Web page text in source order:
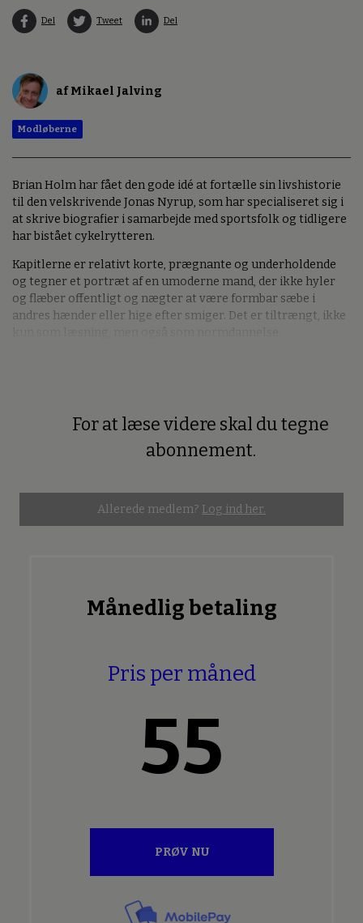
Del Tweet Del
af Mikael Jalving
Modløberne
Brian Holm har fået den gode idé at fortælle sin livshistorie
til den velskrivende Jonas Nyrup, som har specialiseret sig i
at skrive biografier i samarbejde med sportsfolk og tidligere
har bistået cykelrytteren.
Kapitlerne er relativt korte, prægnante og underholdende
og tegner et portræt af en umoderne mand, der ikke hyler
og flæber offentligt og nægter at være formbar sæbe i
andres hænder eller hige efter smiger. Det er tiltrængt, ikke
For at læse videre skal du tegne
abonnement.
Allerede medlem? Log ind her.
Månedlig betaling
Pris per måned
55
PRØV NU